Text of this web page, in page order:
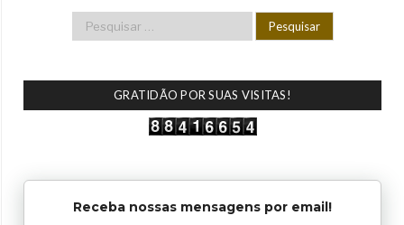
GRATIDÃO POR SUAS VISITAS!
Receba nossas mensagens por email!